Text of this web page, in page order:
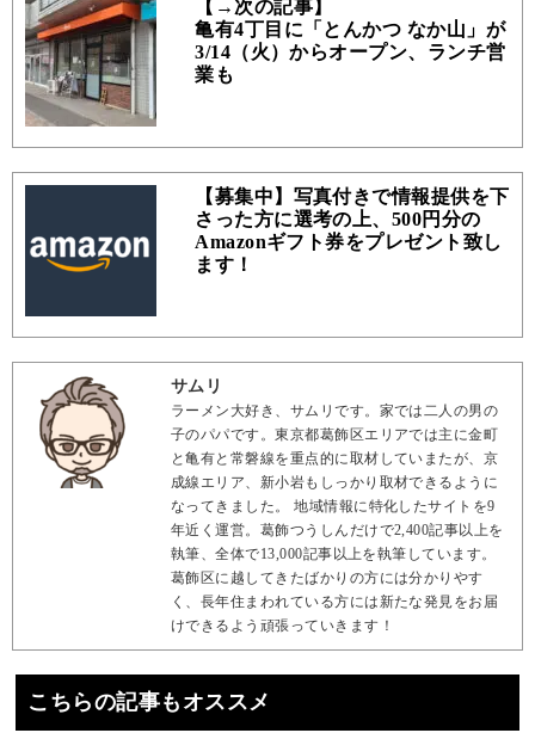
【→次の記事】
亀有4丁目に「とんかつ なか山」が
3/14（火）からオープン、ランチ営
業も
【募集中】写真付きで情報提供を下
さった方に選考の上、500円分の
Amazonギフト券をプレゼント致し
ます！
サムリ
ラーメン大好き、サムリです。家では二人の男の
子のパパです。東京都葛飾区エリアでは主に金町
と亀有と常磐線を重点的に取材していまたが、京
成線エリア、新小岩もしっかり取材できるように
なってきました。 地域情報に特化したサイトを9
年近く運営。葛飾つうしんだけで2,400記事以上を
執筆、全体で13,000記事以上を執筆しています。
葛飾区に越してきたばかりの方には分かりやす
く、長年住まわれている方には新たな発見をお届
けできるよう頑張っていきます！
こちらの記事もオススメ